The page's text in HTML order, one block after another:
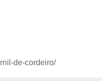
de-cordeiro/